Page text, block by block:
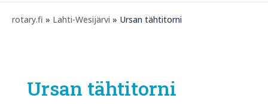
rotary.fi » Lahti-Wesijärvi » Ursan tähtitorni
Ursan tähtitorni